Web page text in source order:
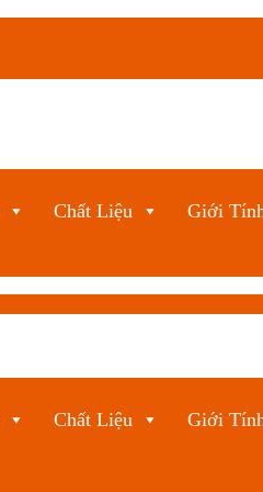
Chất Liệu Giới
Chất Liệu Giới